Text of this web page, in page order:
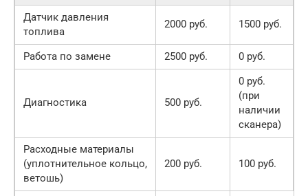
Датчик давления
топлива
2000 руб. 1500 руб.
Работа по замене 2500 руб. 0 руб.
Диагностика 500 руб.
0 руб.
(при
наличии
сканера)
Расходные материалы
(уплотнительное кольцо,
ветошь)
200 руб. 100 руб.